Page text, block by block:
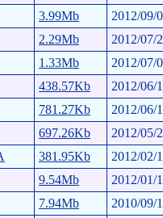
3.99Mb
2012/09/
2.29Mb
2012/07/
1.33Mb
2012/07/
438.57Kb
2012/06/
781.27Kb
2012/06/
697.26Kb
2012/05/
381.95Kb
2012/02/
9.54Mb
2012/01/
7.94Mb
2010/09/